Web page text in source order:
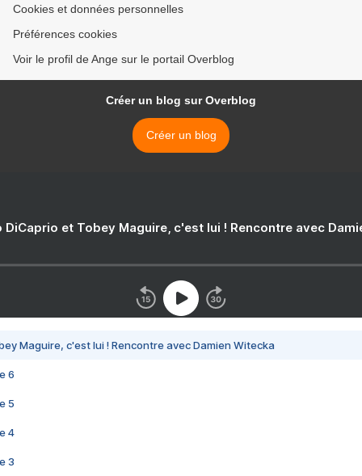
Cookies et données personnelles
Préférences cookies
Voir le profil de Ange sur le portail Overblog
Créer un blog sur Overblog
Créer un blog
DiCaprio et Tobey Maguire, c'est lui ! Rencontre avec
Maguire, c'est lui ! Rencontre avec Damien Witecka
6
5
4
3